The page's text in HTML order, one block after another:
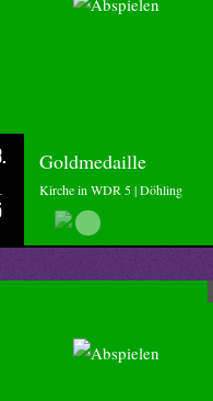
Goldmedaille
Kirche in WDR 5 | Döhling